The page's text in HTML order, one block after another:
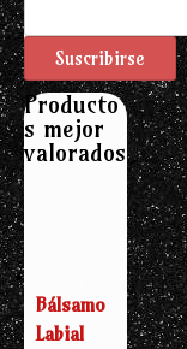
Producto
s mejor
valorados
Bálsamo
Labial